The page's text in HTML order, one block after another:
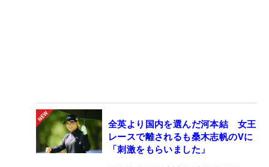
全英より国内を選んだ河本結 女王
レースで離されるも桑木志帆のVに
「刺激をもらいました」